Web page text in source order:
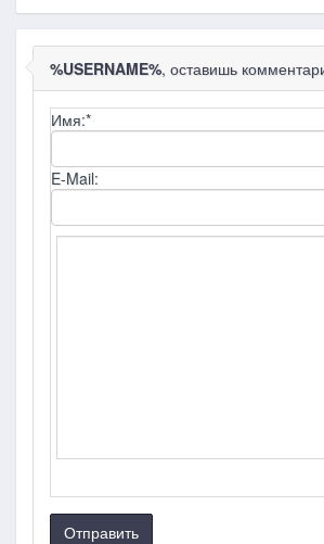
%USERNAME%, оставишь
Имя:*
E-Mail:
Отправить